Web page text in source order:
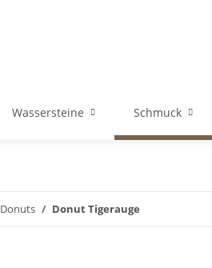
Wassersteine Schmuck
Donuts Donut Tigerauge